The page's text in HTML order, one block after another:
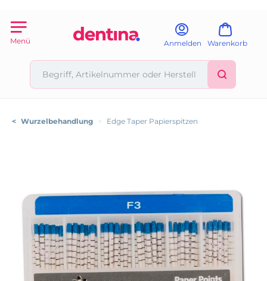
Menü Anmelden Warenkorb
< Wurzelbehandlung > Edge Taper Papierspitzen